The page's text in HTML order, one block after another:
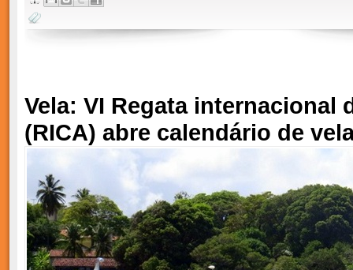
Vela: VI Regata internacional
(RICA) abre calendário de